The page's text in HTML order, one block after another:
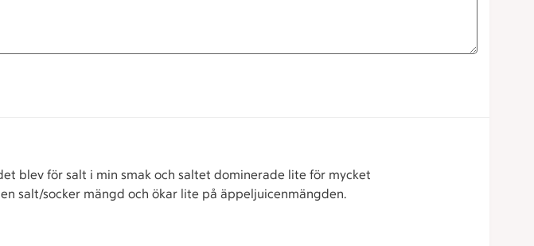
blev för salt i min smak och saltet dominerade lite för mycket
salt/socker mängd och ökar lite på äppeljuicenmängden.